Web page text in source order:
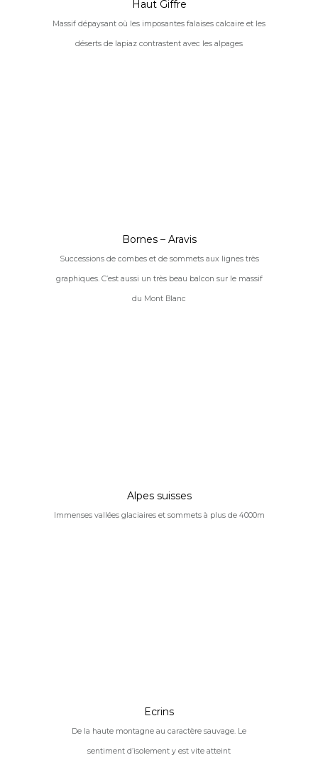
Haut Giffre
Massif dépaysant où les imposantes falaises calcaire et les
déserts de lapiaz contrastent avec les alpages
Bornes – Aravis
Successions de combes et de sommets aux lignes très
graphiques. C’est aussi un très beau balcon sur le massif
du Mont Blanc
Alpes suisses
Immenses vallées glaciaires et sommets à plus de 4000m
Ecrins
De la haute montagne au caractère sauvage. Le
sentiment d’isolement y est vite atteint